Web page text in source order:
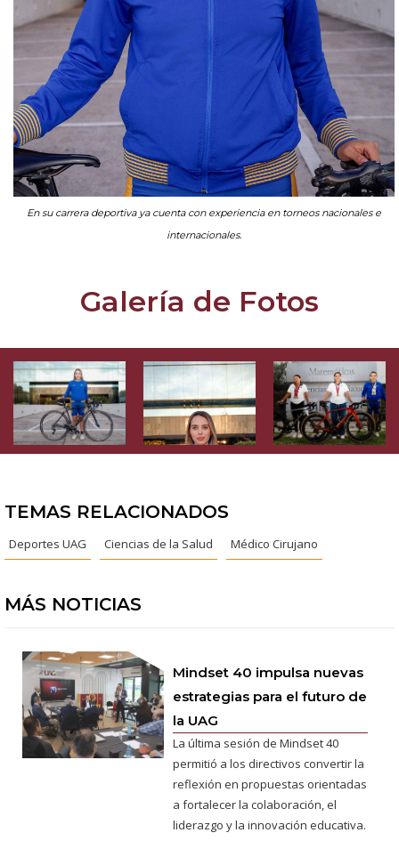
En su carrera deportiva ya cuenta con experiencia en torneos nacionales e
internacionales.
Galería de Fotos
TEMAS RELACIONADOS
Deportes UAG Ciencias de la Salud Médico Cirujano
MÁS NOTICIAS
Mindset 40 impulsa nuevas
estrategias para el futuro de
la UAG
La última sesión de Mindset 40
permitió a los directivos convertir la
reflexión en propuestas orientadas
a fortalecer la colaboración, el
liderazgo y la innovación educativa.